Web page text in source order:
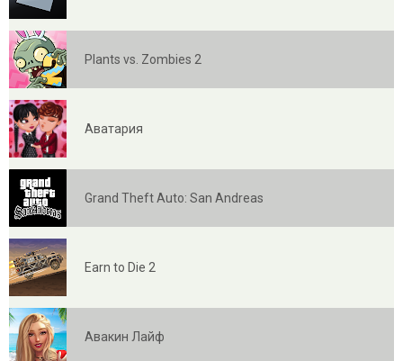
Plants vs. Zombies 2
Аватария
Grand Theft Auto: San Andreas
Earn to Die 2
Авакин Лайф